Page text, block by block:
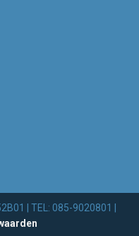
| TEL: 085-9020801 |